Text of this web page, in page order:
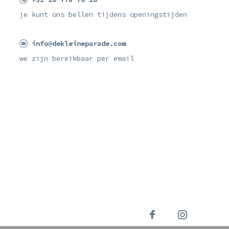
je kunt ons bellen tijdens openingstijden
info@dekleineparade.com
we zijn bereikbaar per email